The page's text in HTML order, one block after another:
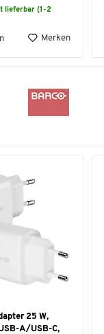
lieferbar (1-2
Merken
25 W,
A/USB-C,